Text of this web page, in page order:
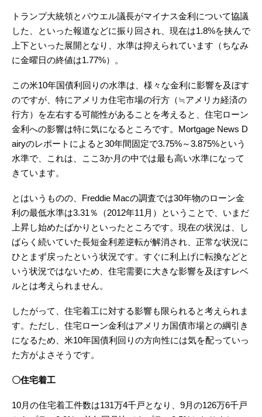
トランプ大統領とパウエル議長がマイナス金利について協議
した、といった報道などに振り回され、現在は1.8%を挟んで
上下といった展開となり、水準は抑えられています（ちなみ
に金曜日の終値は1.77%）。
この米10年国債利回りの水準は、様々な金利に影響を及ぼす
のですが、特にアメリカ住宅市場の行方（≒アメリカ経済の
行方）を左右する可能性があることを考えると、住宅ローン
金利への影響は特に気になるところです。Mortgage News D
airyのレポートによると30年間固定で3.75%～3.875%という
水準で、これは、ここ3か月の中では最も高い水準になって
きています。
とはいうものの、Freddie Macの調査では30年物のローン金
利の最低水準は3.31％（2012年11月）ということで、いまだ
上昇し始めたばかりといったところです。現在の状況は、し
ばらく続いていた長短金利差逆転が解消され、正常な状況に
ひとまず戻ったという状況です。すぐに利上げに転換などと
いう状況ではないため、住宅需要に大きな影響を及ぼすレベ
ルとは考えられません。
したがって、住宅着工に対する影響も限られると考えられま
す。ただし、住宅ローン金利はアメリカ国債市場との綱引き
になるため、米10年国債利回りの方向性には気を配っていっ
た方がよさそうです。
〇住宅着工
10月の住宅着工件数は131万4千戸となり、9月の126万6千戸